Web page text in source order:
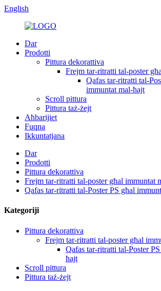
English
Dar
Prodotti
Pittura dekorattiva
Frejm tar-ritratti tal-poster
Qafas tar-ritratti tal-
immuntat mal-ħajt
Scroll pittura
Pittura taż-żejt
Aħbarijiet
Fuqna
Ikkuntatjana
Dar
Prodotti
Pittura dekorattiva
Frejm tar-ritratti tal-poster għal immuntat
Qafas tar-ritratti tal-Poster PS għal
Kategoriji
Pittura dekorattiva
Frejm tar-ritratti tal-poster għal
Qafas tar-ritratti tal-Poster
ħajt
Scroll pittura
Pittura taż-żejt